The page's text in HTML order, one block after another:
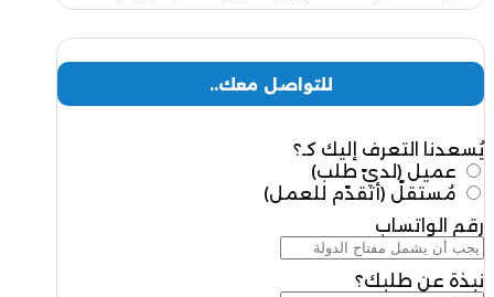
للتواصل معك..
يُسعدنا التعرف إليك كـ؟
عميل (لديّ طلب)
مُستقلّ (أتقدّم للعمل)
رقم الواتساب
نبذة عن طلبك؟